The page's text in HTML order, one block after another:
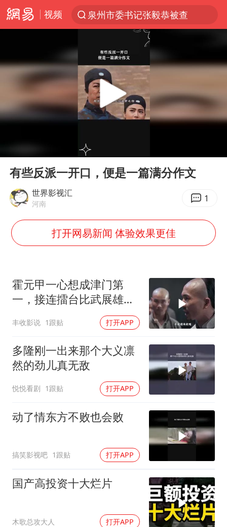
视频
泉州市委书记张毅恭被查
台风白海豚已进入24小时警戒线
U17国足点球大战淘汰河床晋级决赛
胡彦斌获《歌手2026》歌王
38岁演员求职万岁山NPC成功
国防部：中国军队坚决反制任何闹海挑衅图谋
我国外贸延续良好增长态势
东航：国内客票提前14天免费退改
夯实基础开新局
Play
00:00
有些反派一开口，便是一篇满分作文
世界影视汇
河南 1
打开网易新闻 体验效果更佳
霍元甲一心想成津门第
一，接连擂台比武展雄
心，胜负结局引关注
丰收影说 1跟贴 打开APP
多隆刚一出来那个大义凛
然的劲儿真无敌
悦悦看剧 1跟贴 打开APP
动了情东方不败也会败
搞笑影视吧 1跟贴 打开APP
国产高投资十大烂片
木歌总攻大人 打开APP